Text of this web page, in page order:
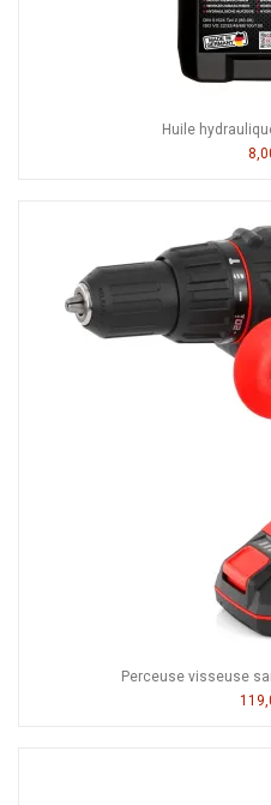
Huile
Perceuse visseuse